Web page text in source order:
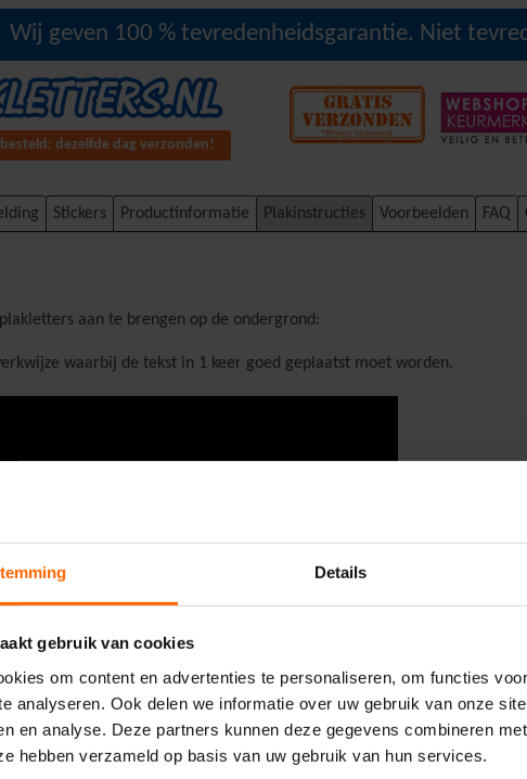
Details
gebruik van cookies
om content en advertenties te personaliseren, om functies
analyseren. Ook delen we informatie over uw gebruik van onze
en analyse. Deze partners kunnen deze gegevens combineren
hebben verzameld op basis van uw gebruik van hun services.
Wij geven 100 % tevredenheidsgarantie. Niet
dezelfde dag verzonden!
Stickers Productinformatie Plakinstructies Voorbeelden FAQ
aan te brengen op de ondergrond:
waarbij de tekst in 1 keer goed geplaatst moet worden.